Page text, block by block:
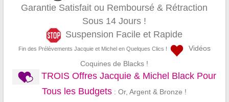
Garantie Satisfait ou Remboursé & Rétraction
Sous 14 Jours !
Suspension Facile et Rapide
Fin des Prélèvements Jacquie et Michel en Quelques Clics !
Vidéos
Coquines de Blacks !
TROIS Offres Jacquie & Michel Black Pour
Tous les Budgets : Or, Argent & Bronze !